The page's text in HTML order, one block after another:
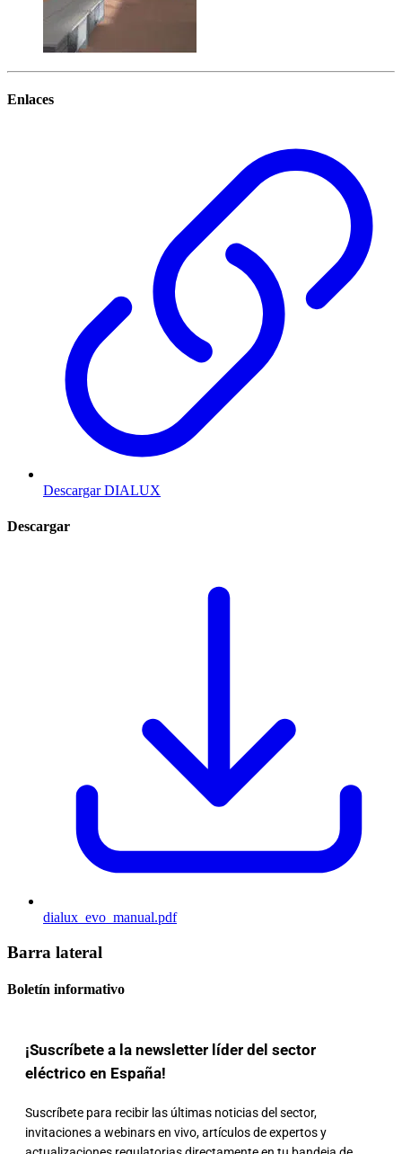
Enlaces
Descargar DIALUX
Descargar
dialux_evo_manual.pdf
Barra lateral
Boletín informativo
¡Suscríbete a la newsletter líder del sector
eléctrico en España!
Suscríbete para recibir las últimas noticias del sector,
invitaciones a webinars en vivo, artículos de expertos y